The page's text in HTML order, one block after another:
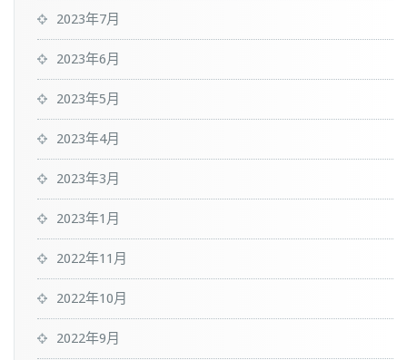
2023年7月
2023年6月
2023年5月
2023年4月
2023年3月
2023年1月
2022年11月
2022年10月
2022年9月